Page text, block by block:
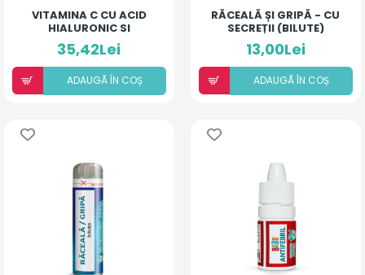
VITAMINA C CU ACID
HIALURONIC SI
ECHINACEA
35,42Lei
ADAUGÃ ÎN COȘ
RĂCEALĂ ȘI GRIPĂ - CU
SECREȚII (BILUTE)
13,00Lei
ADAUGÃ ÎN COȘ